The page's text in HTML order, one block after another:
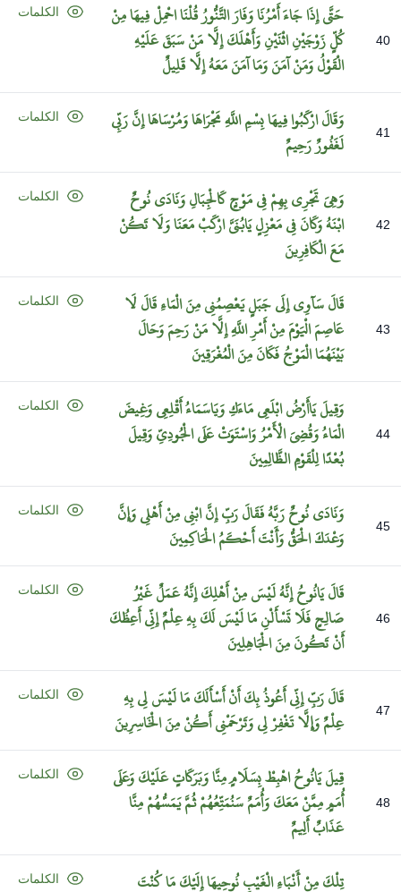
40
حَتَّىإِذَاجَاءَأَمْرُنَاوَفَارَالتَّنُّورُقُلْنَااحْمِلْفِيهَامِنْ
كُلٍّزَوْجَيْنِاثْنَيْنِوَأَهْلَكَإِلَّامَنْسَبَقَعَلَيْهِ
الْقَوْلُوَمَنْآمَنَوَمَاآمَنَمَعَهُإِلَّاقَلِيلٌ
الكلمات
41 وَقَالَارْكَبُوافِيهَابِسْمِاللَّهِمَجْرَاهَاوَمُرْسَاهَاإِنَّرَبِّي
لَغَفُورٌرَحِيمٌ
الكلمات
42
وَهِيَتَجْرِيبِهِمْفِيمَوْجٍكَالْجِبَالِوَنَادَىنُوحٌ
ابْنَهُوَكَانَفِيمَعْزِلٍيَابُنَيَّارْكَبْمَعَنَاوَلَاتَكُنْ
مَعَالْكَافِرِينَ
الكلمات
43
قَالَسَآوِيإِلَىجَبَلٍيَعْصِمُنِيمِنَالْمَاءِقَالَلَا
عَاصِمَالْيَوْمَمِنْأَمْرِاللَّهِإِلَّامَنْرَحِمَوَحَالَ
بَيْنَهُمَاالْمَوْجُفَكَانَمِنَالْمُغْرَقِينَ
الكلمات
44
وَقِيلَيَاأَرْضُابْلَعِيمَاءَكِوَيَاسَمَاءُأَقْلِعِيوَغِيضَ
الْمَاءُوَقُضِيَالْأَمْرُوَاسْتَوَتْعَلَىالْجُودِيِّوَقِيلَ
بُعْدًالِلْقَوْمِالظَّالِمِينَ
الكلمات
45 وَنَادَىنُوحٌرَبَّهُفَقَالَرَبِّإِنَّابْنِيمِنْأَهْلِيوَإِنَّ
وَعْدَكَالْحَقُّوَأَنْتَأَحْكَمُالْحَاكِمِينَ
الكلمات
46
قَالَيَانُوحُإِنَّهُلَيْسَمِنْأَهْلِكَإِنَّهُعَمَلٌغَيْرُ
صَالِحٍفَلَاتَسْأَلْنِمَالَيْسَلَكَبِهِعِلْمٌإِنِّيأَعِظُكَ
أَنْتَكُونَمِنَالْجَاهِلِينَ
الكلمات
47 قَالَرَبِّإِنِّيأَعُوذُبِكَأَنْأَسْأَلَكَمَالَيْسَلِيبِهِ
عِلْمٌوَإِلَّاتَغْفِرْلِيوَتَرْحَمْنِيأَكُنْمِنَالْخَاسِرِينَ
الكلمات
48
قِيلَيَانُوحُاهْبِطْبِسَلَامٍمِنَّاوَبَرَكَاتٍعَلَيْكَوَعَلَى
أُمَمٍمِمَّنْمَعَكَوَأُمَمٌسَنُمَتِّعُهُمْثُمَّيَمَسُّهُمْمِنَّا
عَذَابٌأَلِيمٌ
الكلمات
تِلْكَمِنْأَنْبَاءِالْغَيْبِنُوحِيهَاإِلَيْكَمَاكُنْتَ الكلمات